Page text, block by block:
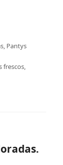
, Pantys
frescos,